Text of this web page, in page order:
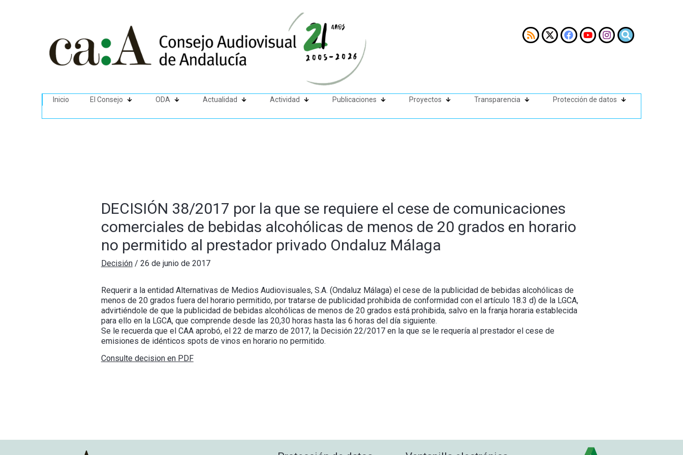
Inicio El Consejo ODA Actualidad Actividad Publicaciones Proyectos Transparencia Protección de datos
DECISIÓN 38/2017 por la que se requiere el cese de comunicaciones
comerciales de bebidas alcohólicas de menos de 20 grados en horario
no permitido al prestador privado Ondaluz Málaga
Decisión/ 26 de junio de 2017
Requerir a la entidad Alternativas de Medios Audiovisuales, S.A. (Ondaluz Málaga) el cese de la publicidad de bebidas alcohólicas de
menos de 20 grados fuera del horario permitido, por tratarse de publicidad prohibida de conformidad con el artículo 18.3 d) de la LGCA,
advirtiéndole de que la publicidad de bebidas alcohólicas de menos de 20 grados está prohibida, salvo en la franja horaria establecida
para ello en la LGCA, que comprende desde las 20,30 horas hasta las 6 horas del día siguiente.
Se le recuerda que el CAA aprobó, el 22 de marzo de 2017, la Decisión 22/2017 en la que se le requería al prestador el cese de
emisiones de idénticos spots de vinos en horario no permitido.
Consulte decision en PDF